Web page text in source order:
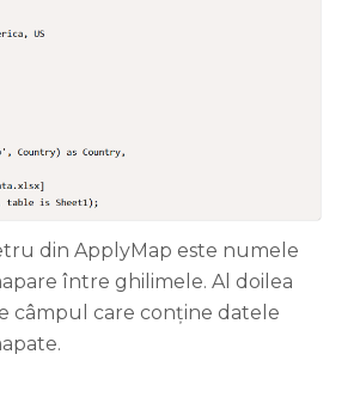
din ApplyMap este numele
între ghilimele. Al doilea
câmpul care conține datele